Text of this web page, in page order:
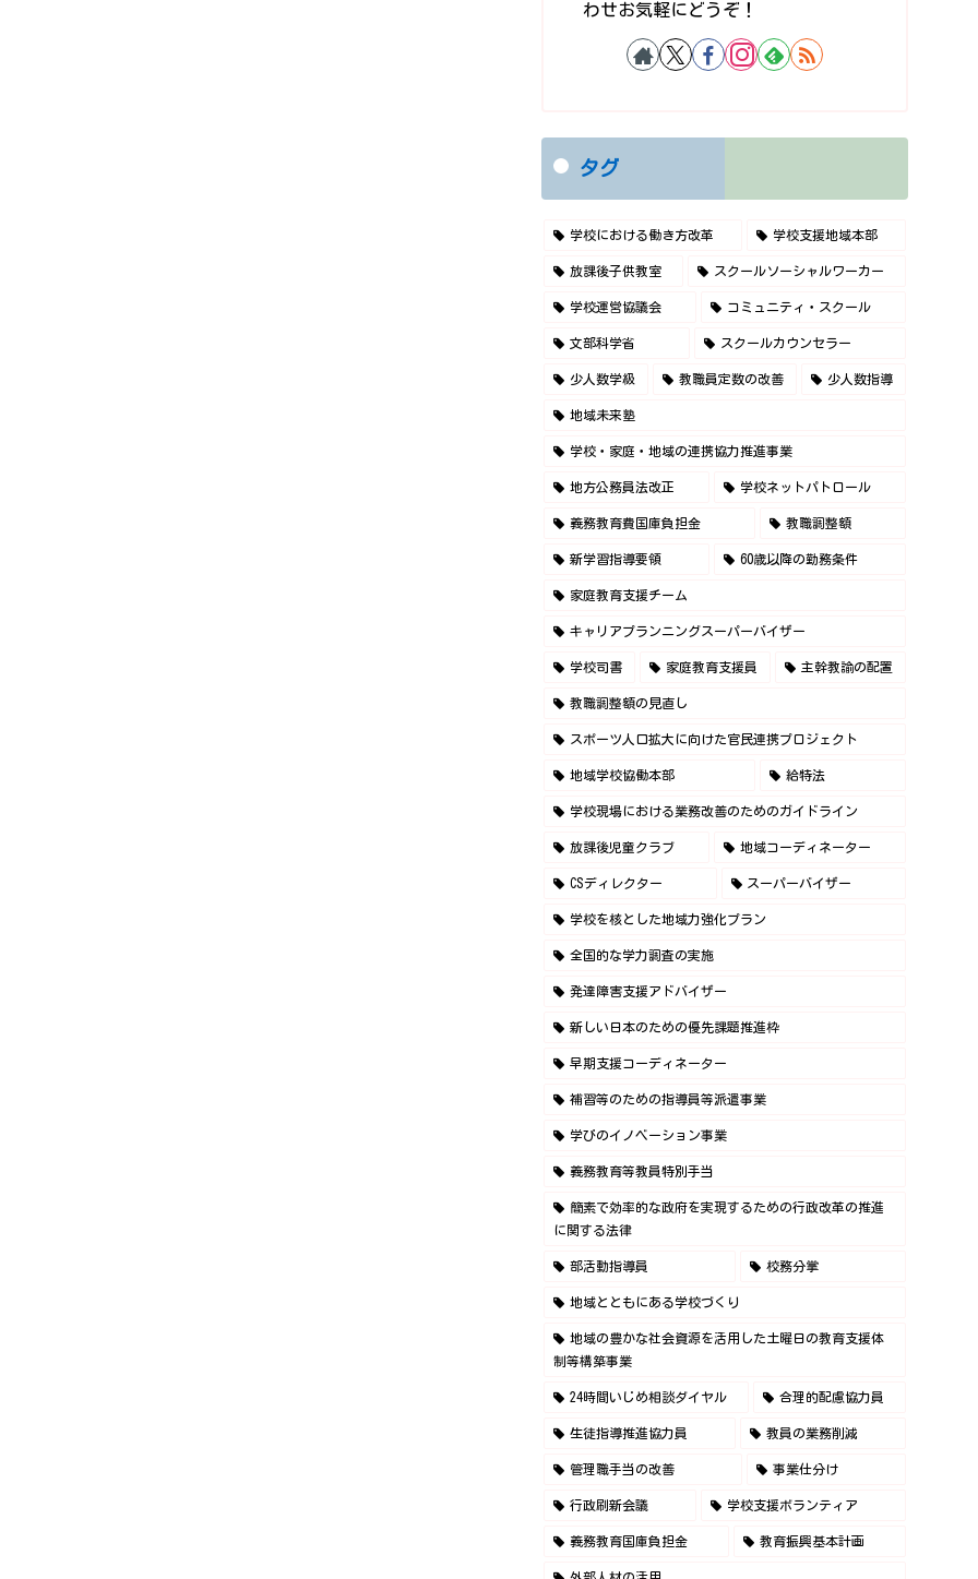
わせお気軽にどうぞ！
タグ
学校における働き方改革 学校支援地域本部
放課後子供教室 スクールソーシャルワーカー
学校運営協議会 コミュニティ・スクール
文部科学省 スクールカウンセラー
少人数学級 教職員定数の改善 少人数指導
地域未来塾
学校・家庭・地域の連携協力推進事業
地方公務員法改正 学校ネットパトロール
義務教育費国庫負担金 教職調整額
新学習指導要領 60歳以降の勤務条件
家庭教育支援チーム
キャリアプランニングスーパーバイザー
学校司書 家庭教育支援員 主幹教諭の配置
教職調整額の見直し
スポーツ人口拡大に向けた官民連携プロジェクト
地域学校協働本部 給特法
学校現場における業務改善のためのガイドライン
放課後児童クラブ 地域コーディネーター
CSディレクター スーパーバイザー
学校を核とした地域力強化プラン
全国的な学力調査の実施
発達障害支援アドバイザー
新しい日本のための優先課題推進枠
早期支援コーディネーター
補習等のための指導員等派遣事業
学びのイノベーション事業
義務教育等教員特別手当
簡素で効率的な政府を実現するための行政改革の推進
に関する法律
部活動指導員 校務分掌
地域とともにある学校づくり
地域の豊かな社会資源を活用した土曜日の教育支援体
制等構築事業
24時間いじめ相談ダイヤル 合理的配慮協力員
生徒指導推進協力員 教員の業務削減
管理職手当の改善 事業仕分け
行政刷新会議 学校支援ボランティア
義務教育国庫負担金 教育振興基本計画
外部人材の活用